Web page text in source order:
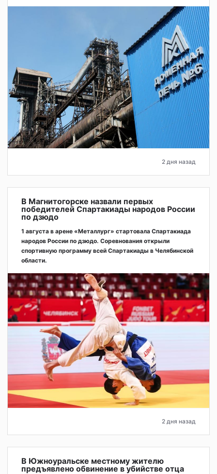
2 дня назад
В Магнитогорске назвали первых
победителей Спартакиады народов России
по дзюдо
1 августа в арене «Металлург» стартовала Спартакиада
народов России по дзюдо. Соревнования открыли
спортивную программу всей Спартакиады в Челябинской
области.
2 дня назад
В Южноуральске местному жителю
предъявлено обвинение в убийстве отца